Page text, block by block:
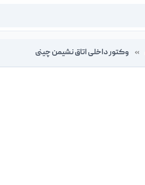
» وکتور داخلی اتاق نشیمن چینی